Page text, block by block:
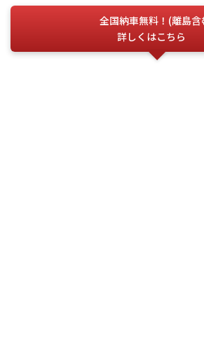
全国納車無料！(離島含
詳しくはこちら